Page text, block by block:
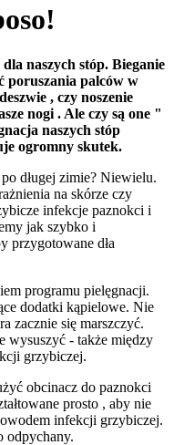
naszych stóp. Bieganie
poruszania palców w
, czy noszenie
nogi . Ale czy są one "
naszych stóp
ogromny skutek.
długej zimie? Niewielu.
na skórze czy
infekcje paznokci i
jak szybko i
przygotowane dła
programu pielęgnacji.
dodatki kąpielowe. Nie
zacznie się marszczyć.
wysuszyć - także między
grzybiczej.
obcinacz do paznokci
prosto , aby nie
infekcji grzybiczej.
odpychany.